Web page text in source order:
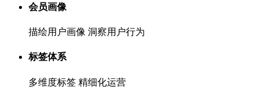
会员画像
描绘用户画像 洞察用户行为
标签体系
多维度标签 精细化运营